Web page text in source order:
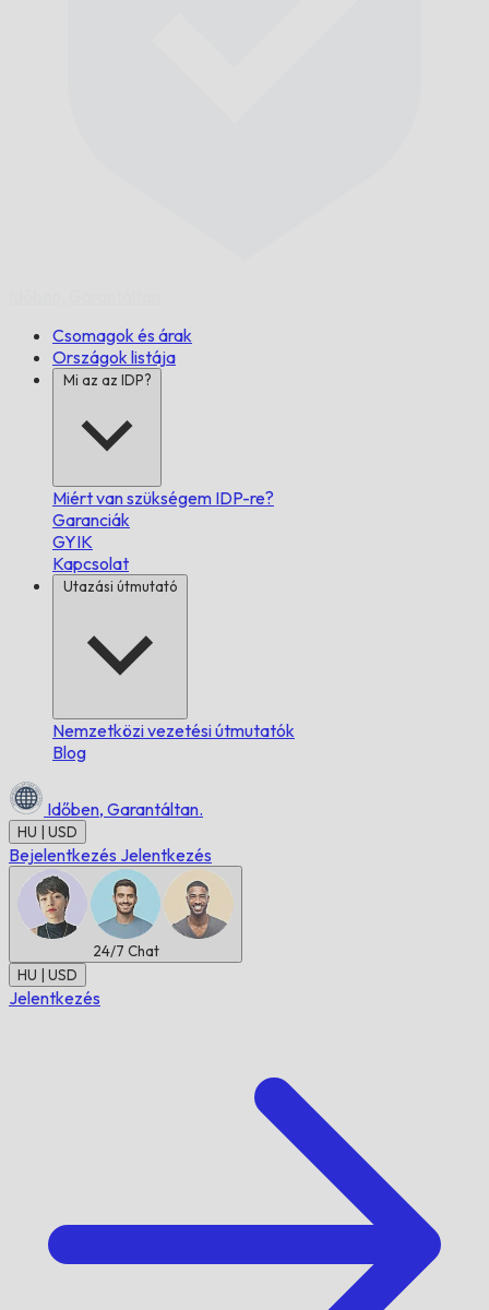
Csomagok és árak
Országok listája
Mi az az IDP?
Miért van szükségem IDP-re?
Garanciák
GYIK
Kapcsolat
Utazási útmutató
Nemzetközi vezetési útmutatók
Blog
Időben, Garantáltan.
HU | USD
Bejelentkezés Jelentkezés
24/7 Chat
HU | USD
Jelentkezés